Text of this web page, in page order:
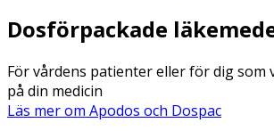
Dosförpackade
För vårdens patienter eller för dig som
på din medicin
Läs mer om Apodos och Dospac